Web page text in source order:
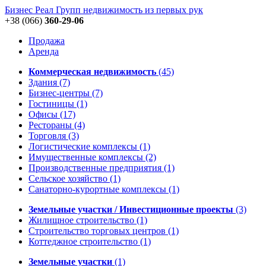
Бизнес Реал Групп недвижимость из первых рук
+38 (066) 360-29-06
Продажа
Аренда
Коммерческая недвижимость (45)
Здания (7)
Бизнес-центры (7)
Гостиницы (1)
Офисы (17)
Рестораны (4)
Торговля (3)
Логистические комплексы (1)
Имущественные комплексы (2)
Производственные предприятия (1)
Сельское хозяйство (1)
Санаторно-курортные комплексы (1)
Земельные участки / Инвестиционные проекты (3)
Жилищное строительство (1)
Строительство торговых центров (1)
Коттеджное строительство (1)
Земельные участки (1)